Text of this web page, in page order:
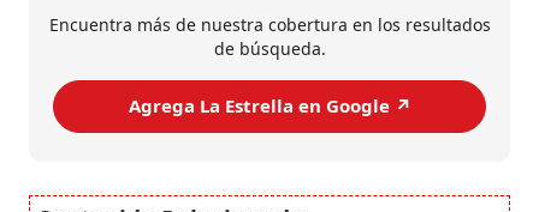
Encuentra más de nuestra cobertura en los resultados
de búsqueda.
Agrega La Estrella en Google ↗️